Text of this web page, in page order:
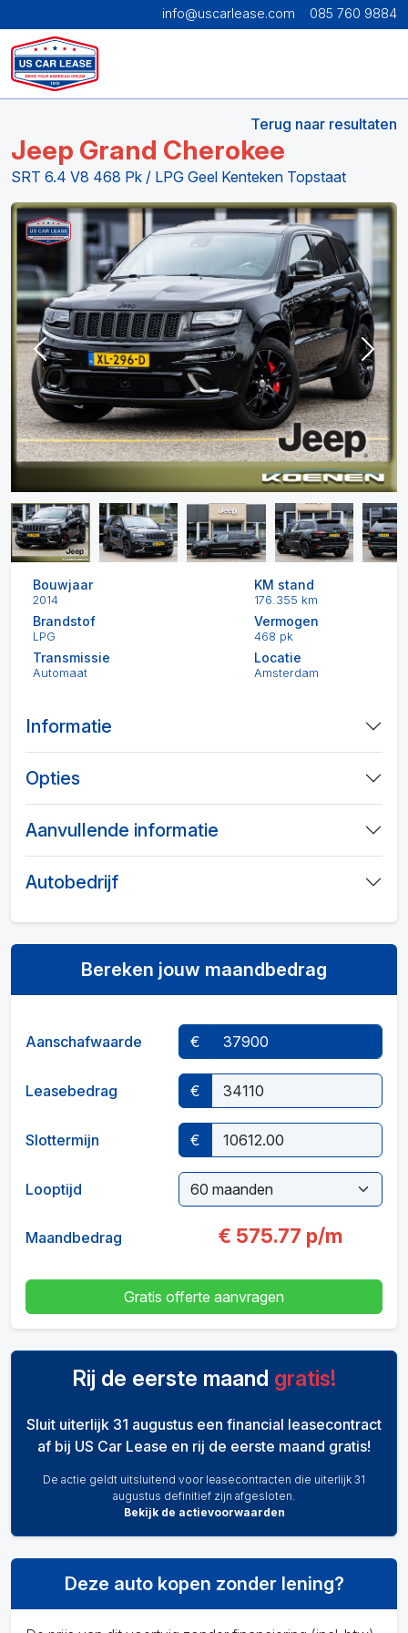
info@uscarlease.com 085 760 9884
Terug naar resultaten
Jeep Grand Cherokee
SRT 6.4 V8 468 Pk / LPG Geel Kenteken Topstaat
Previous Next
Bouwjaar
2014
KM stand
176.355 km
Brandstof
LPG
Vermogen
468 pk
Transmissie
Automaat
Locatie
Amsterdam
Informatie
Opties
Aanvullende informatie
Autobedrijf
Bereken jouw maandbedrag
Aanschafwaarde €
Leasebedrag €
Slottermijn €
Looptijd
Maandbedrag € 575.77 p/m
Gratis offerte aanvragen
Rij de eerste maand gratis!
Sluit uiterlijk 31 augustus een financial leasecontract
af bij US Car Lease en rij de eerste maand gratis!
De actie geldt uitsluitend voor leasecontracten die uiterlijk 31
augustus definitief zijn afgesloten.
Bekijk de actievoorwaarden
Deze auto kopen zonder lening?